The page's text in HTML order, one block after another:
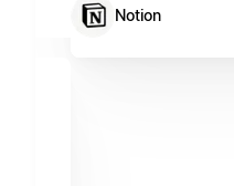
Notion